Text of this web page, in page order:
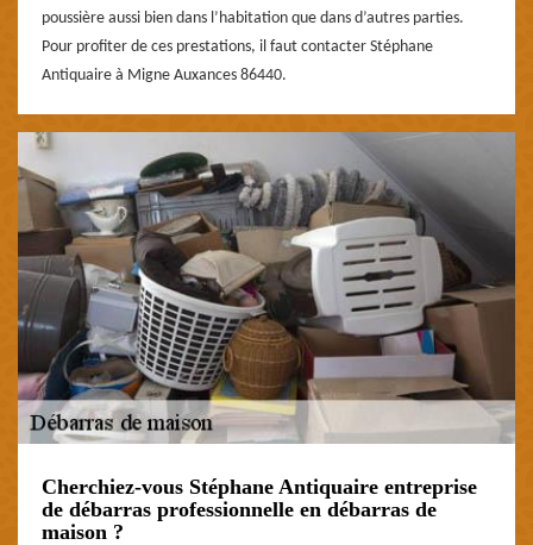
poussière aussi bien dans l’habitation que dans d’autres parties.
Pour profiter de ces prestations, il faut contacter Stéphane
Antiquaire à Migne Auxances 86440.
Cherchiez-vous Stéphane Antiquaire entreprise
de débarras professionnelle en débarras de
maison ?